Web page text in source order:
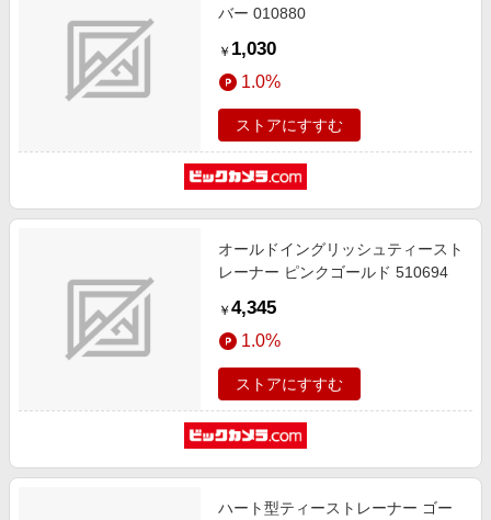
バー 010880
￥ 1,030
1.0%
ストアにすすむ
オールドイングリッシュティースト
レーナー ピンクゴールド 510694
￥ 4,345
1.0%
ストアにすすむ
ハート型ティーストレーナー ゴー